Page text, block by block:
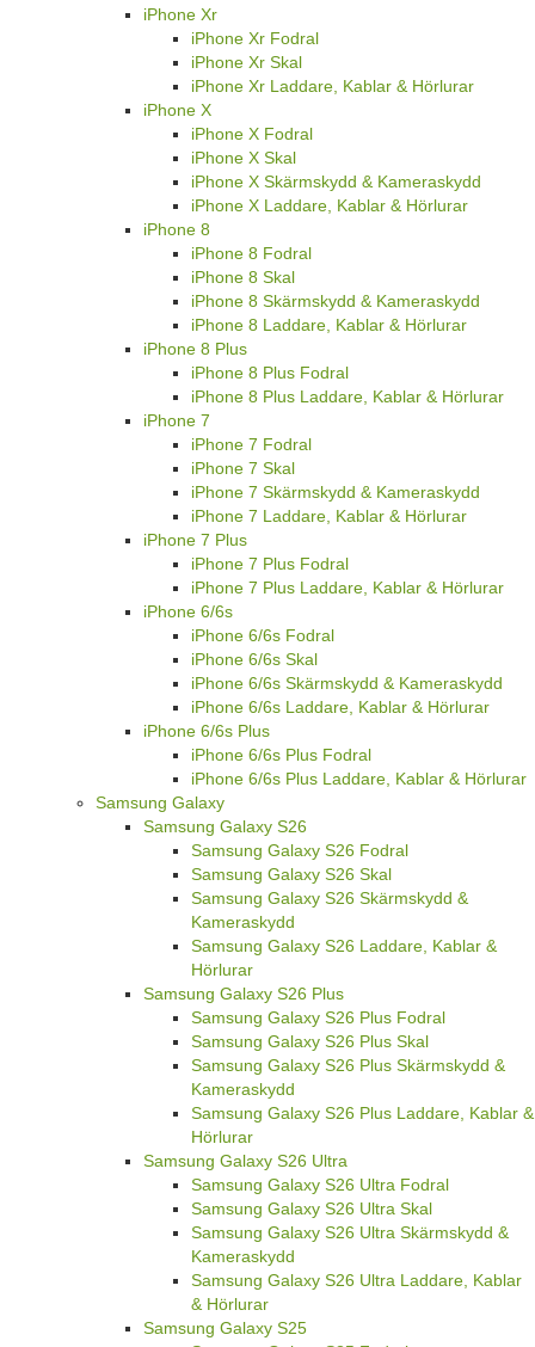
iPhone Xr
iPhone Xr Fodral
iPhone Xr Skal
iPhone Xr Laddare, Kablar & Hörlurar
iPhone X
iPhone X Fodral
iPhone X Skal
iPhone X Skärmskydd & Kameraskydd
iPhone X Laddare, Kablar & Hörlurar
iPhone 8
iPhone 8 Fodral
iPhone 8 Skal
iPhone 8 Skärmskydd & Kameraskydd
iPhone 8 Laddare, Kablar & Hörlurar
iPhone 8 Plus
iPhone 8 Plus Fodral
iPhone 8 Plus Laddare, Kablar & Hörlurar
iPhone 7
iPhone 7 Fodral
iPhone 7 Skal
iPhone 7 Skärmskydd & Kameraskydd
iPhone 7 Laddare, Kablar & Hörlurar
iPhone 7 Plus
iPhone 7 Plus Fodral
iPhone 7 Plus Laddare, Kablar & Hörlurar
iPhone 6/6s
iPhone 6/6s Fodral
iPhone 6/6s Skal
iPhone 6/6s Skärmskydd & Kameraskydd
iPhone 6/6s Laddare, Kablar & Hörlurar
iPhone 6/6s Plus
iPhone 6/6s Plus Fodral
iPhone 6/6s Plus Laddare, Kablar & Hörlurar
Samsung Galaxy
Samsung Galaxy S26
Samsung Galaxy S26 Fodral
Samsung Galaxy S26 Skal
Samsung Galaxy S26 Skärmskydd &
Kameraskydd
Samsung Galaxy S26 Laddare, Kablar &
Hörlurar
Samsung Galaxy S26 Plus
Samsung Galaxy S26 Plus Fodral
Samsung Galaxy S26 Plus Skal
Samsung Galaxy S26 Plus Skärmskydd &
Kameraskydd
Samsung Galaxy S26 Plus Laddare, Kablar &
Hörlurar
Samsung Galaxy S26 Ultra
Samsung Galaxy S26 Ultra Fodral
Samsung Galaxy S26 Ultra Skal
Samsung Galaxy S26 Ultra Skärmskydd &
Kameraskydd
Samsung Galaxy S26 Ultra Laddare, Kablar
& Hörlurar
Samsung Galaxy S25